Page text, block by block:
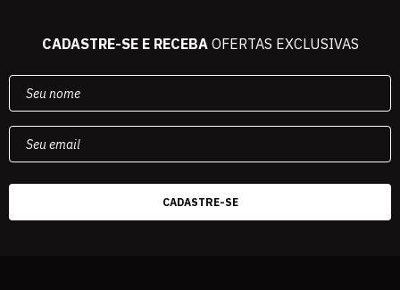
CADASTRE-SE E RECEBAOFERTAS EXCLUSIVAS